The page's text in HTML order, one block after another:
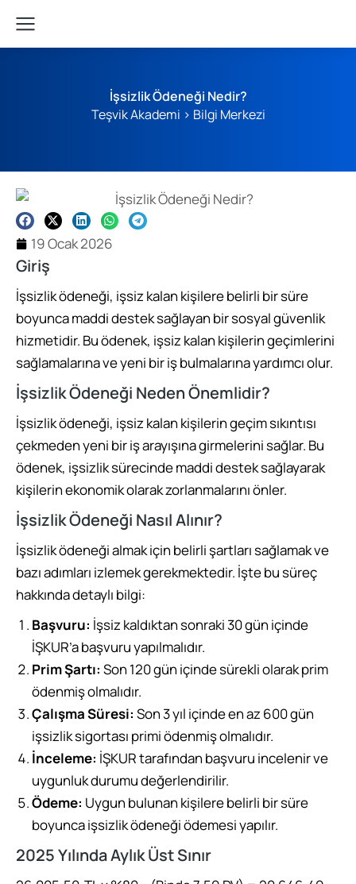
İşsizlik Ödeneği Nedir?
Teşvik Akademi > Bilgi Merkezi
19 Ocak 2026
Giriş
İşsizlik ödeneği, işsiz kalan kişilere belirli bir süre
boyunca maddi destek sağlayan bir sosyal güvenlik
hizmetidir. Bu ödenek, işsiz kalan kişilerin geçimlerini
sağlamalarına ve yeni bir iş bulmalarına yardımcı olur.
İşsizlik Ödeneği Neden Önemlidir?
İşsizlik ödeneği, işsiz kalan kişilerin geçim sıkıntısı
çekmeden yeni bir iş arayışına girmelerini sağlar. Bu
ödenek, işsizlik sürecinde maddi destek sağlayarak
kişilerin ekonomik olarak zorlanmalarını önler.
İşsizlik Ödeneği Nasıl Alınır?
İşsizlik ödeneği almak için belirli şartları sağlamak ve
bazı adımları izlemek gerekmektedir. İşte bu süreç
hakkında detaylı bilgi:
Başvuru: İşsiz kaldıktan sonraki 30 gün içinde
İŞKUR’a başvuru yapılmalıdır.
Prim Şartı: Son 120 gün içinde sürekli olarak prim
ödenmiş olmalıdır.
Çalışma Süresi: Son 3 yıl içinde en az 600 gün
işsizlik sigortası primi ödenmiş olmalıdır.
İnceleme: İŞKUR tarafından başvuru incelenir ve
uygunluk durumu değerlendirilir.
Ödeme: Uygun bulunan kişilere belirli bir süre
boyunca işsizlik ödeneği ödemesi yapılır.
2025 Yılında Aylık Üst Sınır